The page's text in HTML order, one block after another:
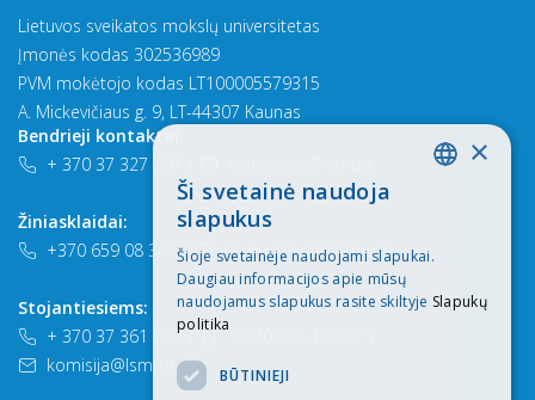
Lietuvos sveikatos mokslų universitetas
Įmonės kodas 302536989
PVM mokėtojo kodas LT100005579315
A. Mickevičiaus g. 9, LT-44307 Kaunas
Bendrieji kontaktai:
+ 370 37 327 201
Žiniasklaidai:
+370 659 08 384
| komunikacija@lsmu.lt
Stojantiesiems:
+ 370 37 361 902 |
komisija@lsmu.lt
×
Ši svetainė naudoja
slapukus
Šioje svetainėje naudojami slapukai.
Daugiau informacijos apie mūsų
naudojamus slapukus rasite skiltyje Slapukų
politika
BŪTINIEJI